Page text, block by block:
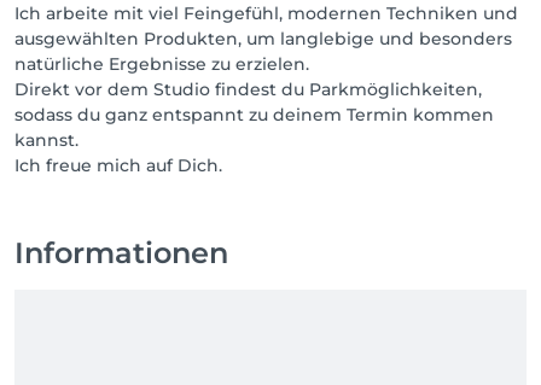
Kein passenden Slot gefunden?
DM oder Mail an hello@barebrowsclub.de für
Wunschtermin ✉️
MEINE STORNIERUNGSBEDINGUNGEN:
Ich arbeite mit viel Feingefühl, modernen Techniken und
ausgewählten Produkten, um langlebige und besonders
natürliche Ergebnisse zu erzielen.
Direkt vor dem Studio findest du Parkmöglichkeiten,
sodass du ganz entspannt zu deinem Termin kommen
kannst.
Ich freue mich auf Dich.
Informationen